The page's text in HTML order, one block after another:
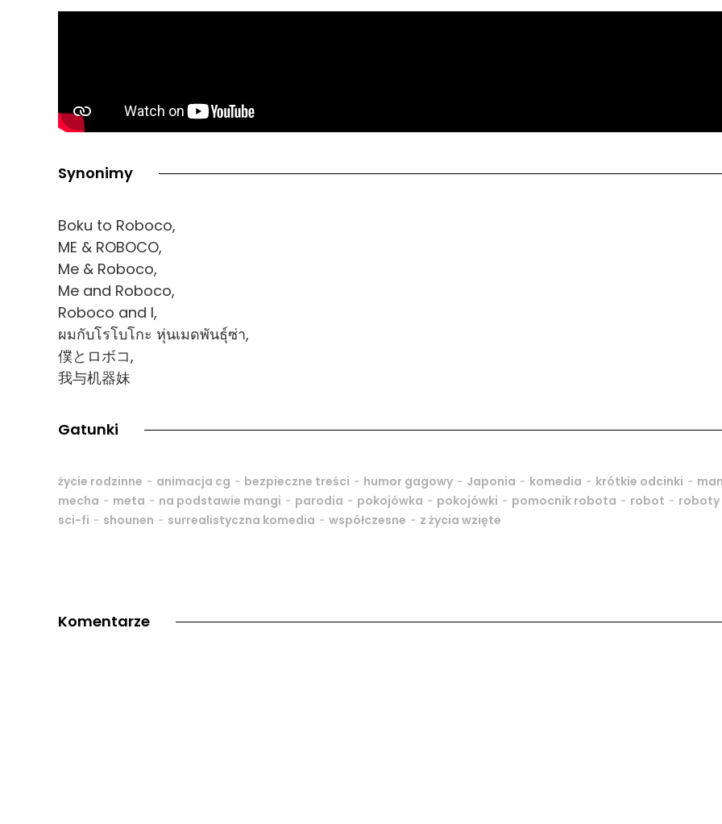
Synonimy
Boku to Roboco,
ME & ROBOCO,
Me & Roboco,
Me and Roboco,
Roboco and I,
ผมกับโรโบโกะ หุ่นเมดพันธุ์ซ่า,
僕とロボコ,
我与机器妹
Gatunki
życie rodzinne - animacja cg - bezpieczne treści - humor gagowy - Japonia - komedia - krótkie odcinki -
mecha - meta - na podstawie mangi - parodia - pokojówka - pokojówki - pomocnik robota - robot - roboty
sci-fi - shounen - surrealistyczna komedia - współczesne - z życia wzięte
Komentarze